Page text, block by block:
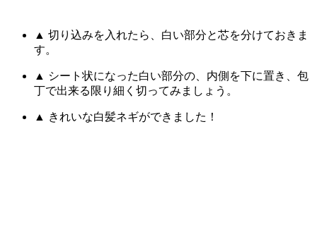
▲ 切り込みを入れたら、白い部分と芯を分けておきま
す。
▲ シート状になった白い部分の、内側を下に置き、包
丁で出来る限り細く切ってみましょう。
▲ きれいな白髪ネギができました！